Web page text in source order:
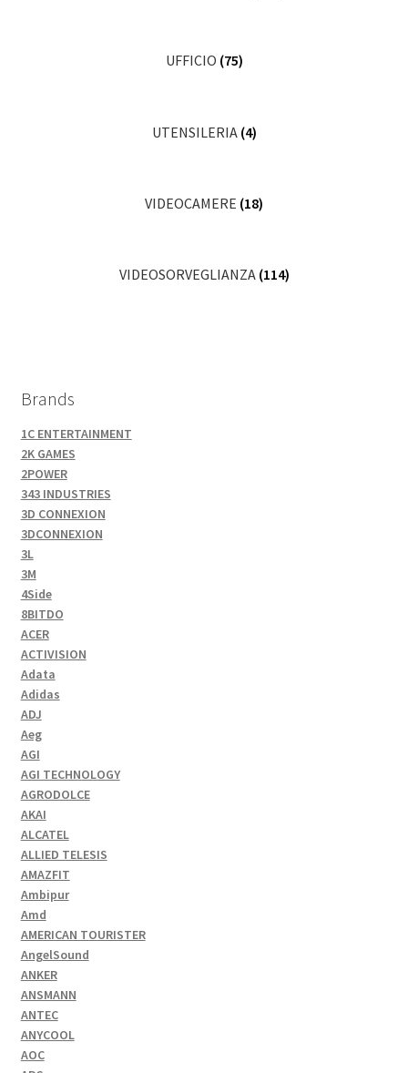
UFFICIO (75)
UTENSILERIA (4)
VIDEOCAMERE (18)
VIDEOSORVEGLIANZA (114)
Brands
1C ENTERTAINMENT
2K GAMES
2POWER
343 INDUSTRIES
3D CONNEXION
3DCONNEXION
3L
3M
4Side
8BITDO
ACER
ACTIVISION
Adata
Adidas
ADJ
Aeg
AGI
AGI TECHNOLOGY
AGRODOLCE
AKAI
ALCATEL
ALLIED TELESIS
AMAZFIT
Ambipur
Amd
AMERICAN TOURISTER
AngelSound
ANKER
ANSMANN
ANTEC
ANYCOOL
AOC